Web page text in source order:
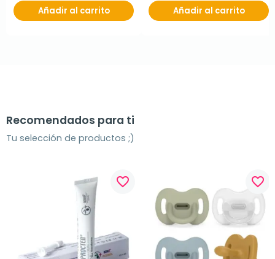
Añadir al carrito Añadir al carrito
Recomendados para ti
Tu selección de productos ;)
favorite_border favorite_border